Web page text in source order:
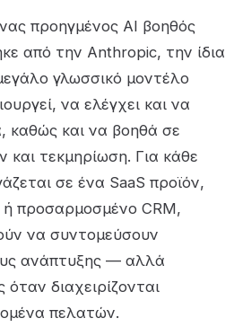
προηγμένος AI βοηθός
από την Anthropic, την ίδια
γλωσσικό μοντέλο
να ελέγχει και να
καθώς και να βοηθά σε
τεκμηρίωση. Για κάθε
σε ένα SaaS προϊόν,
ή προσαρμοσμένο CRM,
να συντομεύσουν
ανάπτυξης — αλλά
όταν διαχειρίζονται
πελατών.